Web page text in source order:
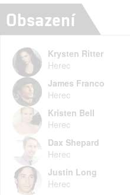
Obsazení
Krysten Ritter
Herec
James Franco
Herec
Kristen Bell
Herec
Dax Shepard
Herec
Justin Long
Herec